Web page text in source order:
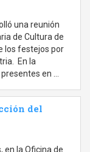
una reunión
de Cultura de
los festejos por
En la
en …
del
en la Oficina de